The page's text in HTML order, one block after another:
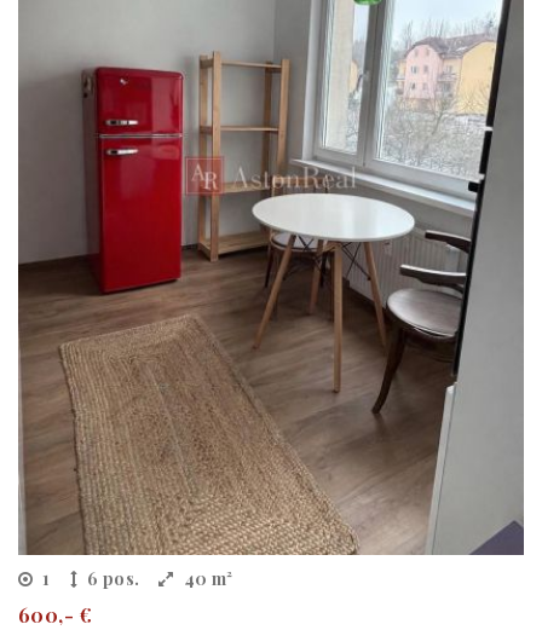
1 6 pos. 40 m²
600,- €